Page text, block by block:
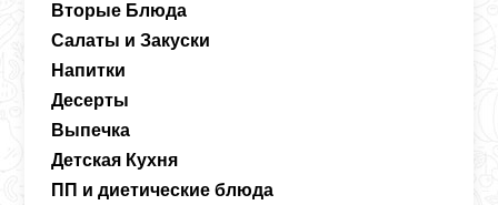
Вторые Блюда
Салаты и Закуски
Напитки
Десерты
Выпечка
Детская Кухня
ПП и диетические блюда